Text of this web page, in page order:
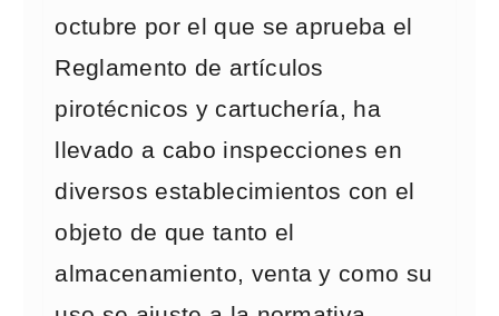
octubre por el que se aprueba el
Reglamento de artículos
pirotécnicos y cartuchería, ha
llevado a cabo inspecciones en
diversos establecimientos con el
objeto de que tanto el
almacenamiento, venta y como su